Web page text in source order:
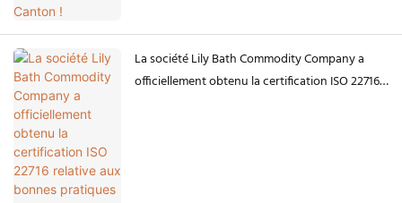
La société Lily Bath Commodity Company a
officiellement obtenu la certification ISO 22716